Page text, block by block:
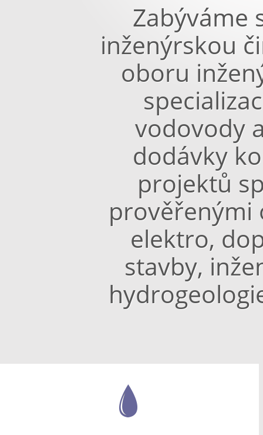
Zabýváme
inženýrskou
oboru
vodovody
dodávky
projektů
prověřenými
elektro,
stavby,